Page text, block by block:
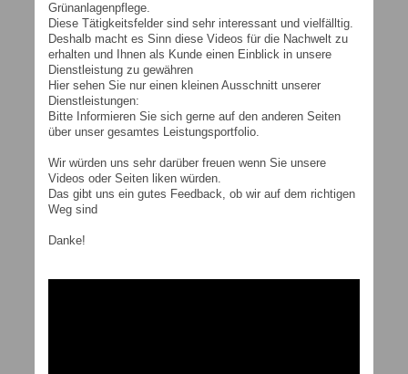
Grünanlagenpflege.
Diese Tätigkeitsfelder sind sehr interessant und vielfälltig.
Deshalb macht es Sinn diese Videos für die Nachwelt zu
erhalten und Ihnen als Kunde einen Einblick in unsere
Dienstleistung zu gewähren
Hier sehen Sie nur einen kleinen Ausschnitt unserer
Dienstleistungen:
Bitte Informieren Sie sich gerne auf den anderen Seiten
über unser gesamtes Leistungsportfolio.
Wir würden uns sehr darüber freuen wenn Sie unsere
Videos oder Seiten liken würden.
Das gibt uns ein gutes Feedback, ob wir auf dem richtigen
Weg sind
Danke!